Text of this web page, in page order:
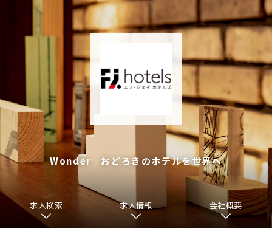
Wonder おどろきのホテルを世界へ
求人検索 求人情報 会社概要